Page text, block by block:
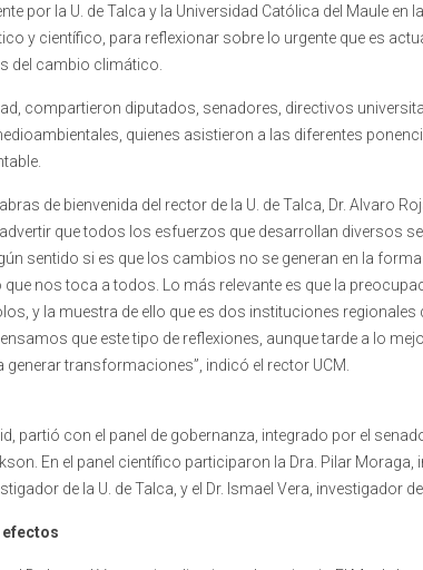
por la U. de Talca y la Universidad Católica del Maule en
y científico, para reflexionar sobre lo urgente que es
del cambio climático.
compartieron diputados, senadores, directivos
quienes asistieron a las diferentes
de bienvenida del rector de la U. de Talca, Dr. Alvaro
que todos los esfuerzos que desarrollan diversos
sentido si es que los cambios no se generan en la
que nos toca a todos. Lo más relevante es que la
y la muestra de ello que es dos instituciones
que este tipo de reflexiones, aunque tarde a lo
generar transformaciones”, indicó el rector UCM.
partió con el panel de gobernanza, integrado por el
En el panel científico participaron la Dra. Pilar Moraga,
de la U. de Talca, y el Dr. Ismael Vera, investigador